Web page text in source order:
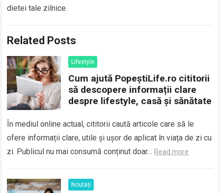
dietei tale zilnice.
Related Posts
Lifestyle
Cum ajută PopeștiLife.ro cititorii
să descopere informații clare
despre lifestyle, casă și sănătate
În mediul online actual, cititorii caută articole care să le
ofere informații clare, utile și ușor de aplicat în viața de zi cu
zi. Publicul nu mai consumă conținut doar… Read more
Noutăți